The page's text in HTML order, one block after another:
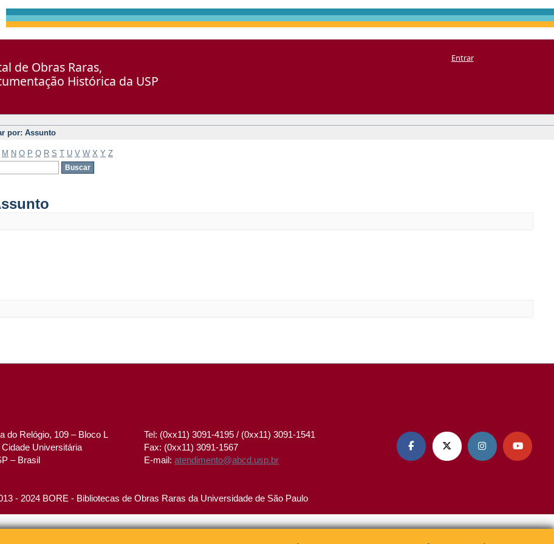
de Obras Raras,
Histórica da USP
Entrar
por: Assunto
M N O P Q R S T U V W X Y Z
do Relógio, 109 – Bloco L
Universitária
– Brasil
Tel: (0xx11) 3091-4195 / (0xx11) 3091-1541
Fax: (0xx11) 3091-1567
E-mail:atendimento@abcd.usp.br
   
- 2024 BORE - Bibliotecas de Obras Raras da Universidade de São Paulo